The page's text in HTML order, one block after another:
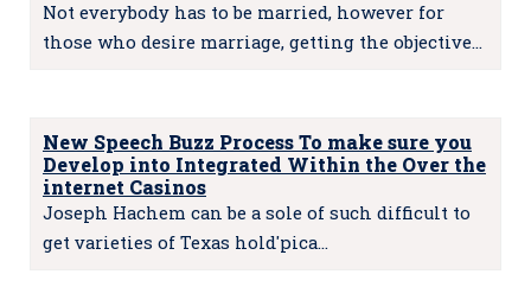
Not everybody has to be married, however for
those who desire marriage, getting the objective…
New Speech Buzz Process To make sure you
Develop into Integrated Within the Over the
internet Casinos
Joseph Hachem can be a sole of such difficult to
get varieties of Texas hold'pica…